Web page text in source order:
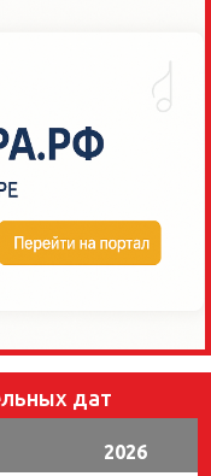
дат
2026